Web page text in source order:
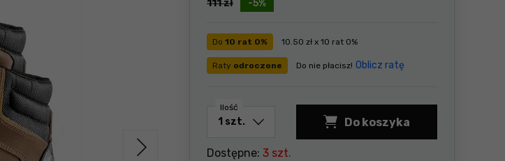
-5%
111zł
Do 10 rat 0% 10.50 zł x 10 rat 0%
Raty odroczone Do nie płacisz! Oblicz ratę
Ilość
Do koszyka
Dostępne: 3 szt.